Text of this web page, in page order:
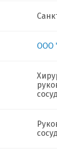
ООО